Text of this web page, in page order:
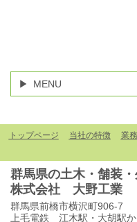
MENU
トップページ 当社の特徴 業
群馬県の土木・舗装
株式会社
大野工業
群馬県前橋市横沢町906-7
上毛電鉄 江木駅・大胡駅か